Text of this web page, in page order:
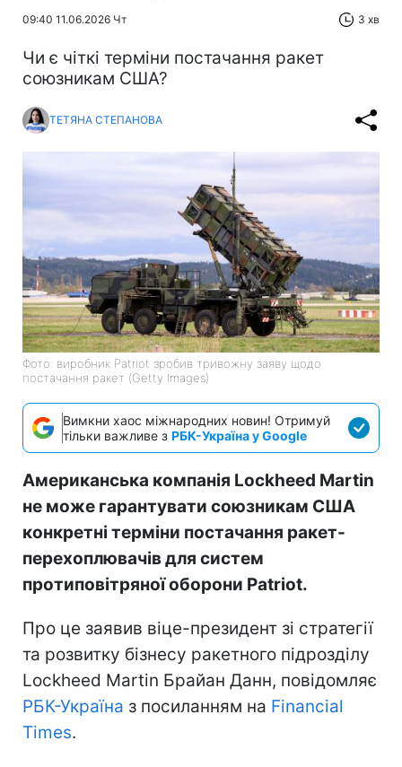
09:40 11.06.2026 Чт 3 хв
Чи є чіткі терміни постачання ракет
союзникам США?
ТЕТЯНА СТЕПАНОВА
Фото: виробник Patriot зробив тривожну заяву щодо
постачання ракет (Getty Images)
Вимкни хаос міжнародних новин! Отримуй
тільки важливе з РБК-Україна у Google
Американська компанія Lockheed Martin
не може гарантувати союзникам США
конкретні терміни постачання ракет-
перехоплювачів для систем
протиповітряної оборони Patriot.
Про це заявив віце-президент зі стратегії
та розвитку бізнесу ракетного підрозділу
Lockheed Martin Брайан Данн, повідомляє
РБК-Україна з посиланням на Financial
Times.